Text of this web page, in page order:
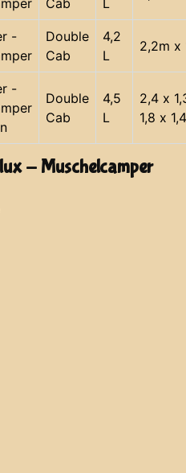
Cab L
-
Double
Cab
4,2
L
2,2m x
-
Double
Cab
4,5
L
2,4 x
1,8 x
- Muschelcamper